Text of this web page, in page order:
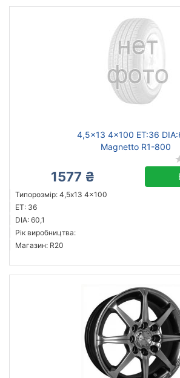
4,5x13 4x100 ET:36
Magnetto R1-800
1577 ₴
Типорозмір: 4,5x13 4x100
ET: 36
DIA: 60,1
Рік виробництва:
Магазин: R20
до
до
Blade
Disla
Kyowa